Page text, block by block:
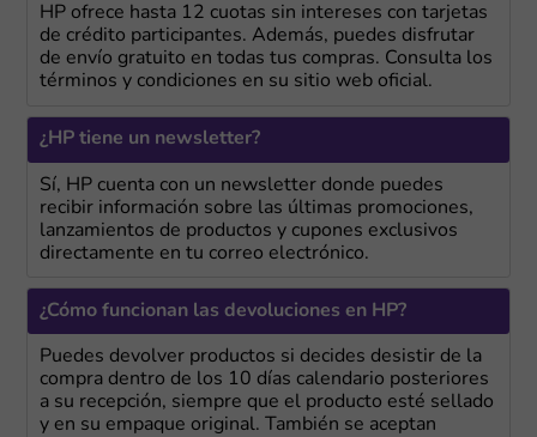
HP ofrece hasta 12 cuotas sin intereses con tarjetas
de crédito participantes. Además, puedes disfrutar
de envío gratuito en todas tus compras. Consulta los
términos y condiciones en su sitio web oficial.
¿HP tiene un newsletter?
Sí, HP cuenta con un newsletter donde puedes
recibir información sobre las últimas promociones,
lanzamientos de productos y cupones exclusivos
directamente en tu correo electrónico.
¿Cómo funcionan las devoluciones en HP?
Puedes devolver productos si decides desistir de la
compra dentro de los 10 días calendario posteriores
a su recepción, siempre que el producto esté sellado
y en su empaque original. También se aceptan